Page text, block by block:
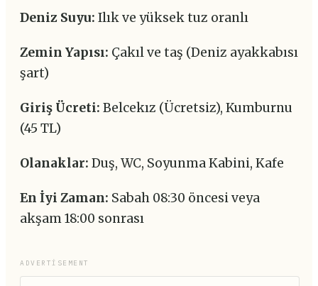
Deniz Suyu: Ilık ve yüksek tuz oranlı
Zemin Yapısı: Çakıl ve taş (Deniz ayakkabısı
şart)
Giriş Ücreti: Belcekız (Ücretsiz), Kumburnu
(45 TL)
Olanaklar: Duş, WC, Soyunma Kabini, Kafe
En İyi Zaman: Sabah 08:30 öncesi veya
akşam 18:00 sonrası
ADVERTISEMENT